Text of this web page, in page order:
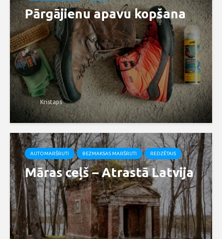
Pārgājienu apavu kopšana
Kristaps
AUTOMARŠRUTI BEZMAKSAS MARŠRUTI REDZĒTAIS
Māras ceļš – Atrastā Latvija